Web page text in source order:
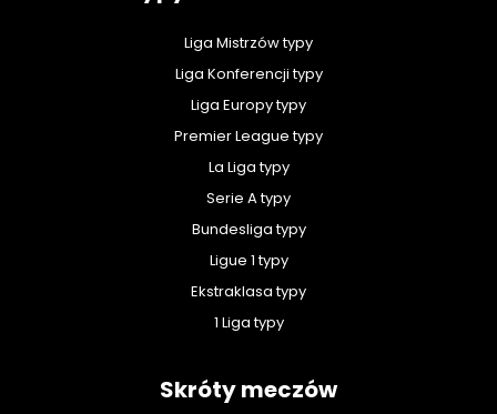
Liga Mistrzów typy
Liga Konferencji typy
Liga Europy typy
Premier League typy
La Liga typy
Serie A typy
Bundesliga typy
Ligue 1 typy
Ekstraklasa typy
1 Liga typy
Skróty meczów